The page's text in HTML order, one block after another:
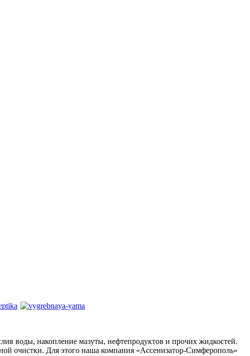
воды, накопление мазуты, нефтепродуктов и прочих жидкостей.
очистки. Для этого наша компания «Ассенизатор-Симферополь»